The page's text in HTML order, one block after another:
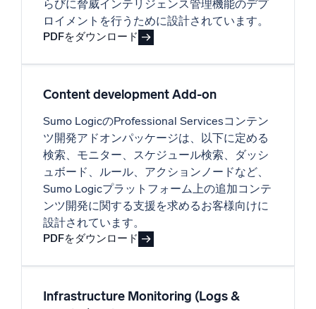
らびに脅威インテリジェンス管理機能のデプ
ロイメントを行うために設計されています。
PDFをダウンロード
Content development Add-on
Sumo LogicのProfessional Servicesコンテン
ツ開発アドオンパッケージは、以下に定める
検索、モニター、スケジュール検索、ダッシ
ュボード、ルール、アクションノードなど、
Sumo Logicプラットフォーム上の追加コンテ
ンツ開発に関する支援を求めるお客様向けに
設計されています。
PDFをダウンロード
Infrastructure Monitoring (Logs &